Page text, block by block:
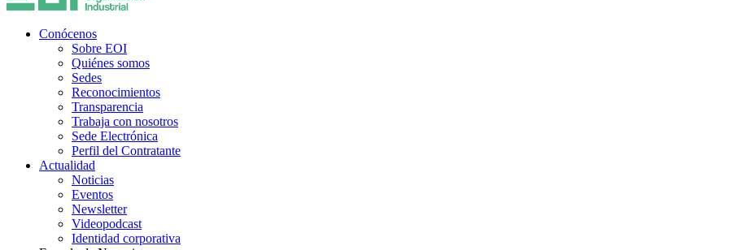
Conócenos
Sobre EOI
Quiénes somos
Sedes
Reconocimientos
Transparencia
Trabaja con nosotros
Sede Electrónica
Perfil del Contratante
Actualidad
Noticias
Eventos
Newsletter
Videopodcast
Identidad corporativa